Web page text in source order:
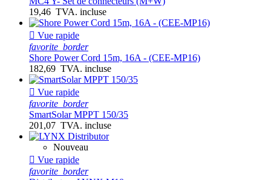
19,46 TVA. incluse
 Vue rapide
favorite_border
Shore Power Cord 15m, 16A - (CEE-MP16)
182,69 TVA. incluse
 Vue rapide
favorite_border
SmartSolar MPPT 150/35
201,07 TVA. incluse
Nouveau
 Vue rapide
favorite_border